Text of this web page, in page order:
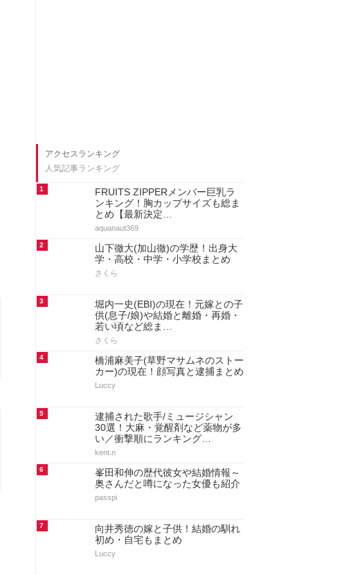
アクセスランキング
人気記事ランキング
1
FRUITS ZIPPERメンバー巨乳ラ
ンキング！胸カップサイズも総ま
とめ【最新決定…
aquanaut369
2
山下徹大(加山徹)の学歴！出身大
学・高校・中学・小学校まとめ
さくら
3
堀内一史(EBI)の現在！元嫁との子
供(息子/娘)や結婚と離婚・再婚・
若い頃など総ま…
さくら
4
橋浦麻美子(草野マサムネのストー
カー)の現在！顔写真と逮捕まとめ
Luccy
5
逮捕された歌手/ミュージシャン
30選！大麻・覚醒剤など薬物が多
い／衝撃順にランキング…
kent.n
6
峯田和伸の歴代彼女や結婚情報～
奥さんだと噂になった女優も紹介
passpi
7
向井秀徳の嫁と子供！結婚の馴れ
初め・自宅もまとめ
Luccy